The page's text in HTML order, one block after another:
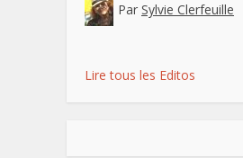
Par Sylvie Clerfeuille
Lire tous les Editos